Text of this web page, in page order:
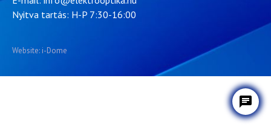
Nyitva tartás: H-P 7:30-16:00
Website: i-Dome